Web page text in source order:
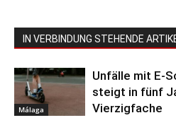
IN VERBINDUNG STEHENDE
Málaga
Unfälle mit E-
steigt in fünf
Vierzigfache